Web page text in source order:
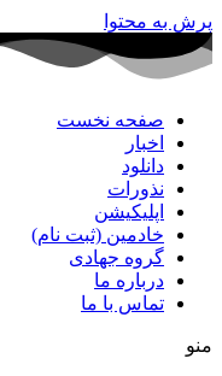
پرش به محتوا
صفحه نخست
اخبار
دانلود
نذورات
اپلیکیشن
خادمین (ثبت نام)
گروه جهادی
درباره ما
تماس با ما
منو